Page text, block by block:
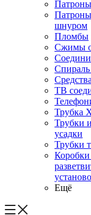
шнуром
Пломбы
Сжимы
ТВ
Трубка
Трубки
усадки
Трубки
Коробки
Ещё